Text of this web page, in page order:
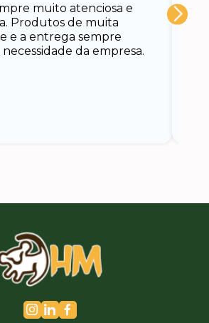
muito atenciosa e
Produtos de muita
e a entrega sempre
da empresa.